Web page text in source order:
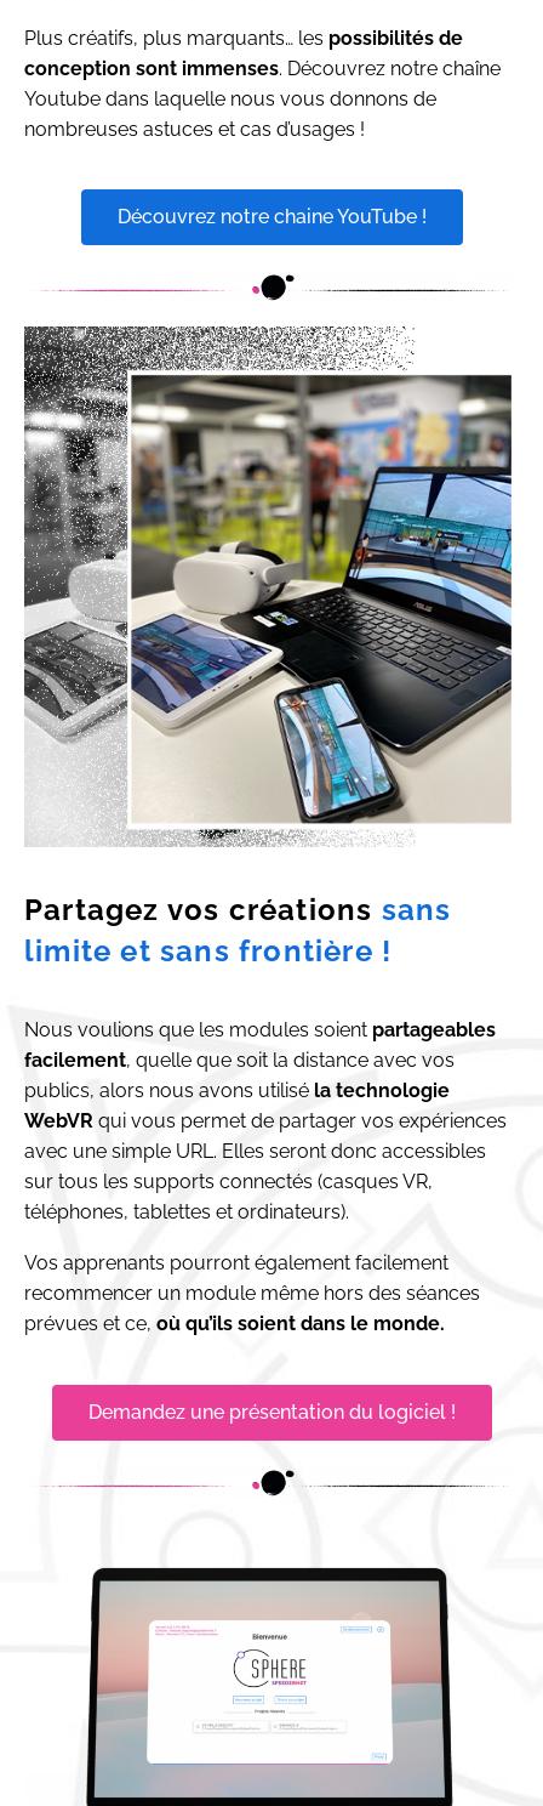
Plus créatifs, plus marquants… les possibilités de
conception sont immenses. Découvrez notre chaîne
Youtube dans laquelle nous vous donnons de
nombreuses astuces et cas d’usages !
Découvrez notre chaine YouTube !
Partagez vos créations sans
limite et sans frontière !
Nous voulions que les modules soient partageables
facilement, quelle que soit la distance avec vos
publics, alors nous avons utilisé la technologie
WebVR qui vous permet de partager vos expériences
avec une simple URL. Elles seront donc accessibles
sur tous les supports connectés (casques VR,
téléphones, tablettes et ordinateurs).
Vos apprenants pourront également facilement
recommencer un module même hors des séances
prévues et ce, où qu’ils soient dans le monde.
Demandez une présentation du logiciel !